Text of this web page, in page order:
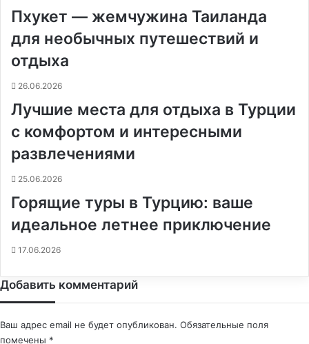
Пхукет — жемчужина Таиланда
для необычных путешествий и
отдыха
26.06.2026
Лучшие места для отдыха в Турции
с комфортом и интересными
развлечениями
25.06.2026
Горящие туры в Турцию: ваше
идеальное летнее приключение
17.06.2026
Добавить комментарий
Ваш адрес email не будет опубликован. Обязательные поля
помечены *